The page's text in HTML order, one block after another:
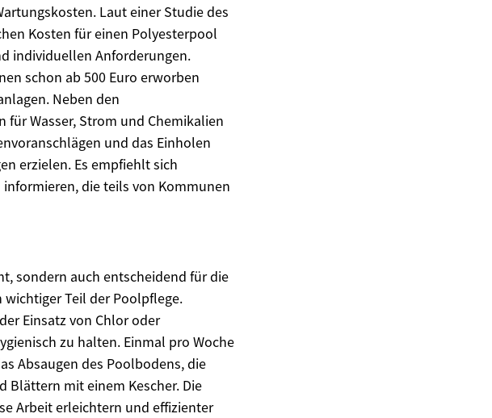
Laut einer Studie des
Kosten für einen Polyesterpool
individuellen Anforderungen.
schon ab 500 Euro erworben
Neben den
Wasser, Strom und Chemikalien
und das Einholen
erzielen. Es empfiehlt sich
die teils von Kommunen
sondern auch entscheidend für die
wichtiger Teil der Poolpflege.
Einsatz von Chlor oder
zu halten. Einmal pro Woche
Absaugen des Poolbodens, die
Blättern mit einem Kescher. Die
Arbeit erleichtern und effizienter